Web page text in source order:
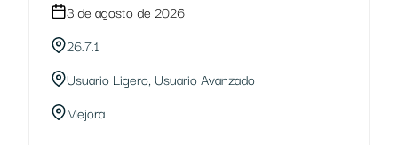
3 de agosto de 2026
26.7.1
Usuario Ligero, Usuario Avanzado
Mejora